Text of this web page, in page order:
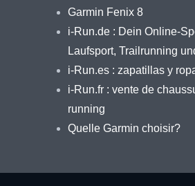
Garmin Fenix 8
i-Run.de : Dein Online-
Laufsport, Trailrunning
i-Run.es : zapatillas y
i-Run.fr : vente de
running
Quelle Garmin choisir?